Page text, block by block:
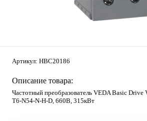
Артикул: HBC20186
Описание товара:
Частотный преобразователь VEDA Basic
T6-N54-N-H-D, 660В, 315кВт